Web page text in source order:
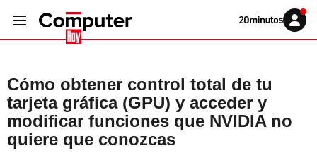
Volver
Iniciar
sesión
Cómo obtener control total de tu
tarjeta gráfica (GPU) y acceder y
modificar funciones que NVIDIA no
quiere que conozcas